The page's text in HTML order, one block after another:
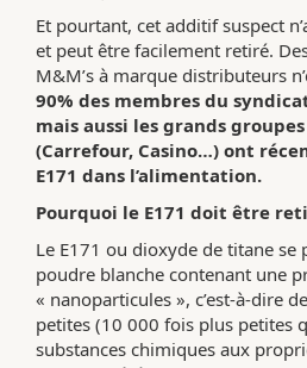
Et pourtant, cet additif suspect
et peut être facilement retiré.
M&M’s à marque distributeurs
90% des membres du
mais aussi les grands
(Carrefour, Casino…) ont
E171 dans l’alimentation.
Pourquoi le E171 doit être
Le E171 ou dioxyde de titane se
poudre blanche contenant une
« nanoparticules », c’est-à-dire
petites (10 000 fois plus petites
substances chimiques aux